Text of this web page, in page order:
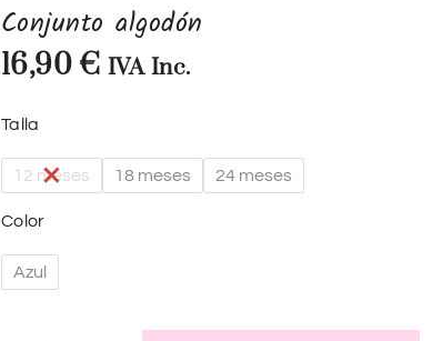
Conjunto algodón
16,90 € IVA Inc.
Talla
12 meses 18 meses 24 meses
Color
Azul